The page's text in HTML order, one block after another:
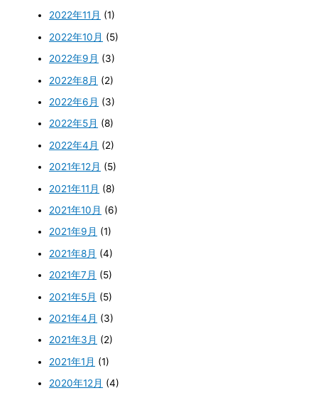
2022年11月 (1)
2022年10月 (5)
2022年9月 (3)
2022年8月 (2)
2022年6月 (3)
2022年5月 (8)
2022年4月 (2)
2021年12月 (5)
2021年11月 (8)
2021年10月 (6)
2021年9月 (1)
2021年8月 (4)
2021年7月 (5)
2021年5月 (5)
2021年4月 (3)
2021年3月 (2)
2021年1月 (1)
2020年12月 (4)